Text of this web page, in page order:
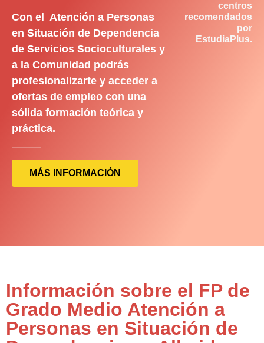
Con el Atención a Personas
en Situación de Dependencia
de Servicios Socioculturales y
a la Comunidad podrás
profesionalizarte y acceder a
ofertas de empleo con una
sólida formación teórica y
práctica.
MÁS INFORMACIÓN
centros
recomendados
por
EstudiaPlus.
Información sobre el FP de
Grado Medio Atención a
Personas en Situación de